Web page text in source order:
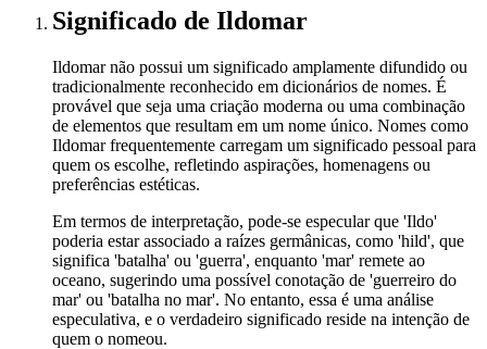
Significado de Ildomar
Ildomar não possui um significado amplamente difundido ou
tradicionalmente reconhecido em dicionários de nomes. É
provável que seja uma criação moderna ou uma combinação
de elementos que resultam em um nome único. Nomes como
Ildomar frequentemente carregam um significado pessoal para
quem os escolhe, refletindo aspirações, homenagens ou
preferências estéticas.
Em termos de interpretação, pode-se especular que 'Ildo'
poderia estar associado a raízes germânicas, como 'hild', que
significa 'batalha' ou 'guerra', enquanto 'mar' remete ao
oceano, sugerindo uma possível conotação de 'guerreiro do
mar' ou 'batalha no mar'. No entanto, essa é uma análise
especulativa, e o verdadeiro significado reside na intenção de
quem o nomeou.